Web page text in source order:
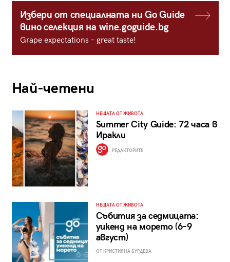
Избери от специалната ни Go Guide
вино селекция на wine.goguide.bg
Grape expectations - great taste!
Най-четени
НЕЩАТА ОТ ЖИВОТА
Summer City Guide: 72 часа в
Иракли
РЕДАКТОРИТЕ
НЕЩАТА ОТ ЖИВОТА
Събития за седмицата:
уикенд на морето (6–9
август)
ОТ КРИСТИЯНА БУРДЕВА